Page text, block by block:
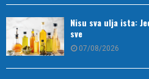
Nisu sva ulja ista:
sve
07/08/2026